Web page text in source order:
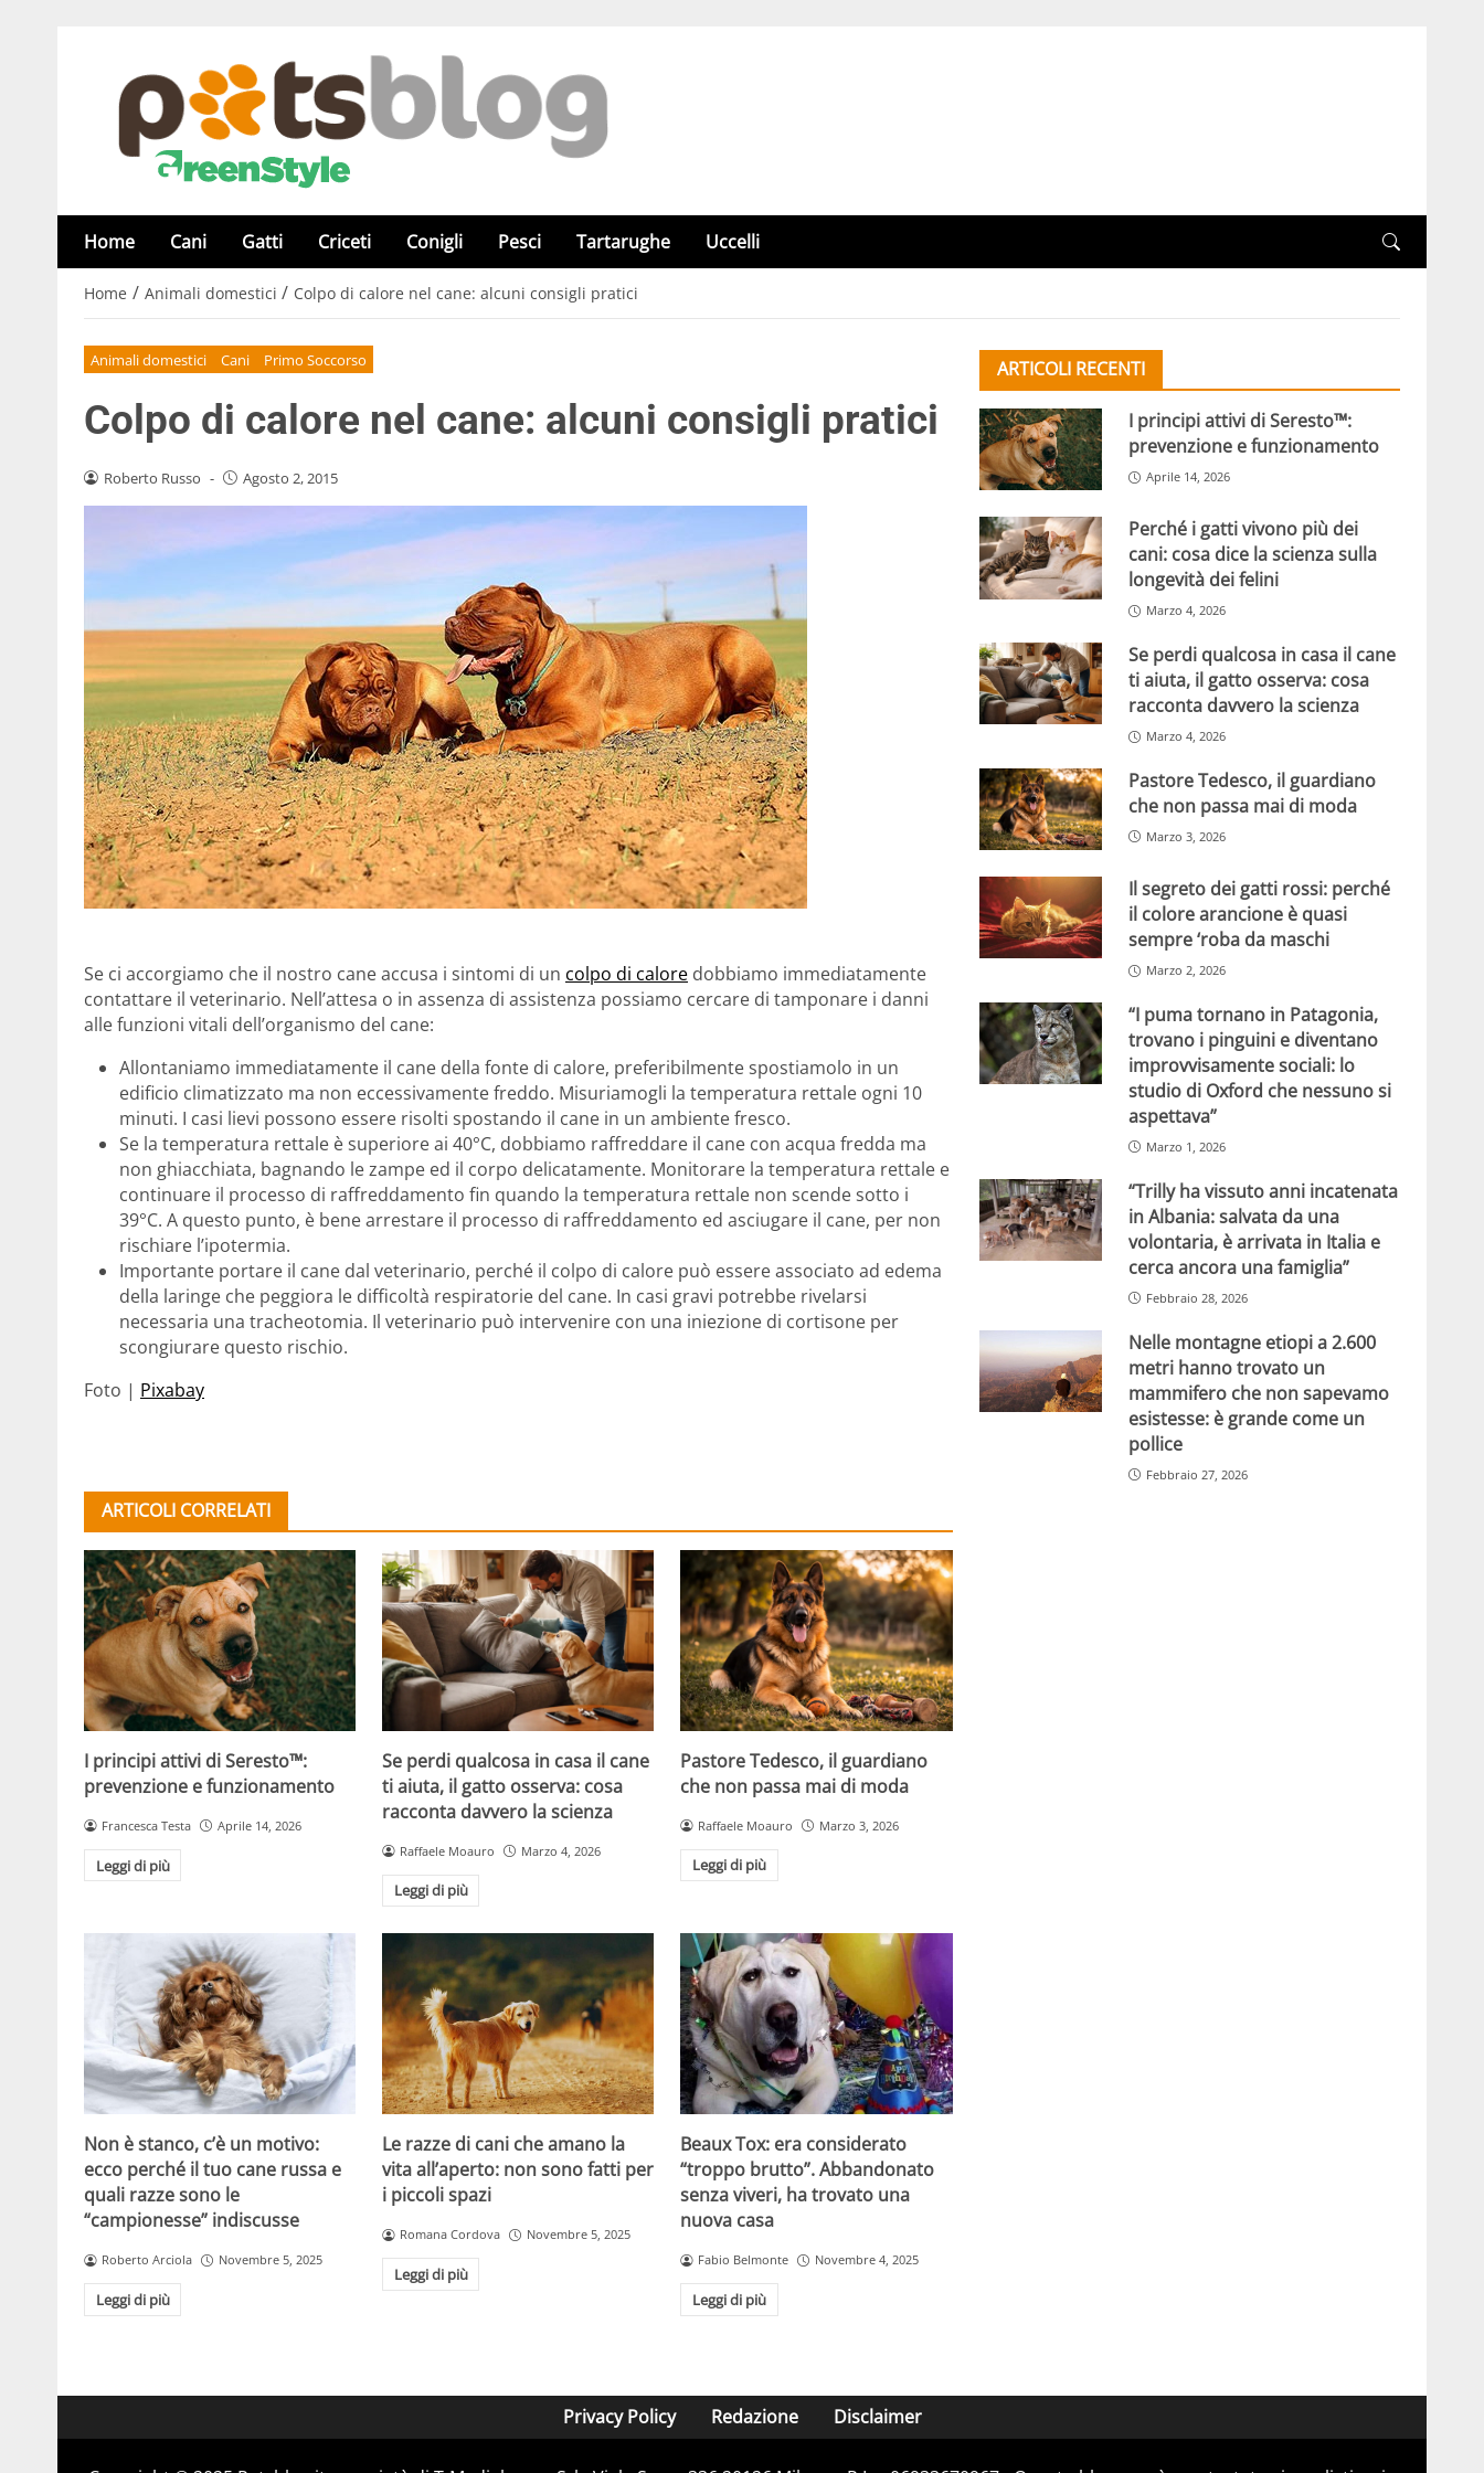
Home Cani Gatti Criceti Conigli Pesci Tartarughe Uccelli
Home / Animali domestici / Colpo di calore nel cane: alcuni consigli pratici
Animali domestici Cani Primo Soccorso
Colpo di calore nel cane: alcuni consigli pratici
Roberto Russo - Agosto 2, 2015
Se ci accorgiamo che il nostro cane accusa i sintomi di un colpo di calore dobbiamo immediatamente
contattare il veterinario. Nell’attesa o in assenza di assistenza possiamo cercare di tamponare i danni
alle funzioni vitali dell’organismo del cane:
Allontaniamo immediatamente il cane della fonte di calore, preferibilmente spostiamolo in un
edificio climatizzato ma non eccessivamente freddo. Misuriamogli la temperatura rettale ogni 10
minuti. I casi lievi possono essere risolti spostando il cane in un ambiente fresco.
Se la temperatura rettale è superiore ai 40°C, dobbiamo raffreddare il cane con acqua fredda ma
non ghiacchiata, bagnando le zampe ed il corpo delicatamente. Monitorare la temperatura rettale e
continuare il processo di raffreddamento fin quando la temperatura rettale non scende sotto i
39°C. A questo punto, è bene arrestare il processo di raffreddamento ed asciugare il cane, per non
rischiare l’ipotermia.
Importante portare il cane dal veterinario, perché il colpo di calore può essere associato ad edema
della laringe che peggiora le difficoltà respiratorie del cane. In casi gravi potrebbe rivelarsi
necessaria una tracheotomia. Il veterinario può intervenire con una iniezione di cortisone per
scongiurare questo rischio.
Foto | Pixabay
ARTICOLI CORRELATI
I principi attivi di Seresto™:
prevenzione e funzionamento
Francesca Testa Aprile 14, 2026
Leggi di più
Se perdi qualcosa in casa il cane
ti aiuta, il gatto osserva: cosa
racconta davvero la scienza
Raffaele Moauro Marzo 4, 2026
Leggi di più
Pastore Tedesco, il guardiano
che non passa mai di moda
Raffaele Moauro Marzo 3, 2026
Leggi di più
Non è stanco, c’è un motivo:
ecco perché il tuo cane russa e
quali razze sono le
“campionesse” indiscusse
Roberto Arciola Novembre 5, 2025
Leggi di più
Le razze di cani che amano la
vita all’aperto: non sono fatti per
i piccoli spazi
Romana Cordova Novembre 5, 2025
Leggi di più
Beaux Tox: era considerato
“troppo brutto”. Abbandonato
senza viveri, ha trovato una
nuova casa
Fabio Belmonte Novembre 4, 2025
Leggi di più
ARTICOLI RECENTI
I principi attivi di Seresto™:
prevenzione e funzionamento
Aprile 14, 2026
Perché i gatti vivono più dei
cani: cosa dice la scienza sulla
longevità dei felini
Marzo 4, 2026
Se perdi qualcosa in casa il cane
ti aiuta, il gatto osserva: cosa
racconta davvero la scienza
Marzo 4, 2026
Pastore Tedesco, il guardiano
che non passa mai di moda
Marzo 3, 2026
Il segreto dei gatti rossi: perché
il colore arancione è quasi
sempre ‘roba da maschi
Marzo 2, 2026
“I puma tornano in Patagonia,
trovano i pinguini e diventano
improvvisamente sociali: lo
studio di Oxford che nessuno si
aspettava”
Marzo 1, 2026
“Trilly ha vissuto anni incatenata
in Albania: salvata da una
volontaria, è arrivata in Italia e
cerca ancora una famiglia”
Febbraio 28, 2026
Nelle montagne etiopi a 2.600
metri hanno trovato un
mammifero che non sapevamo
esistesse: è grande come un
pollice
Febbraio 27, 2026
Privacy Policy Redazione Disclaimer